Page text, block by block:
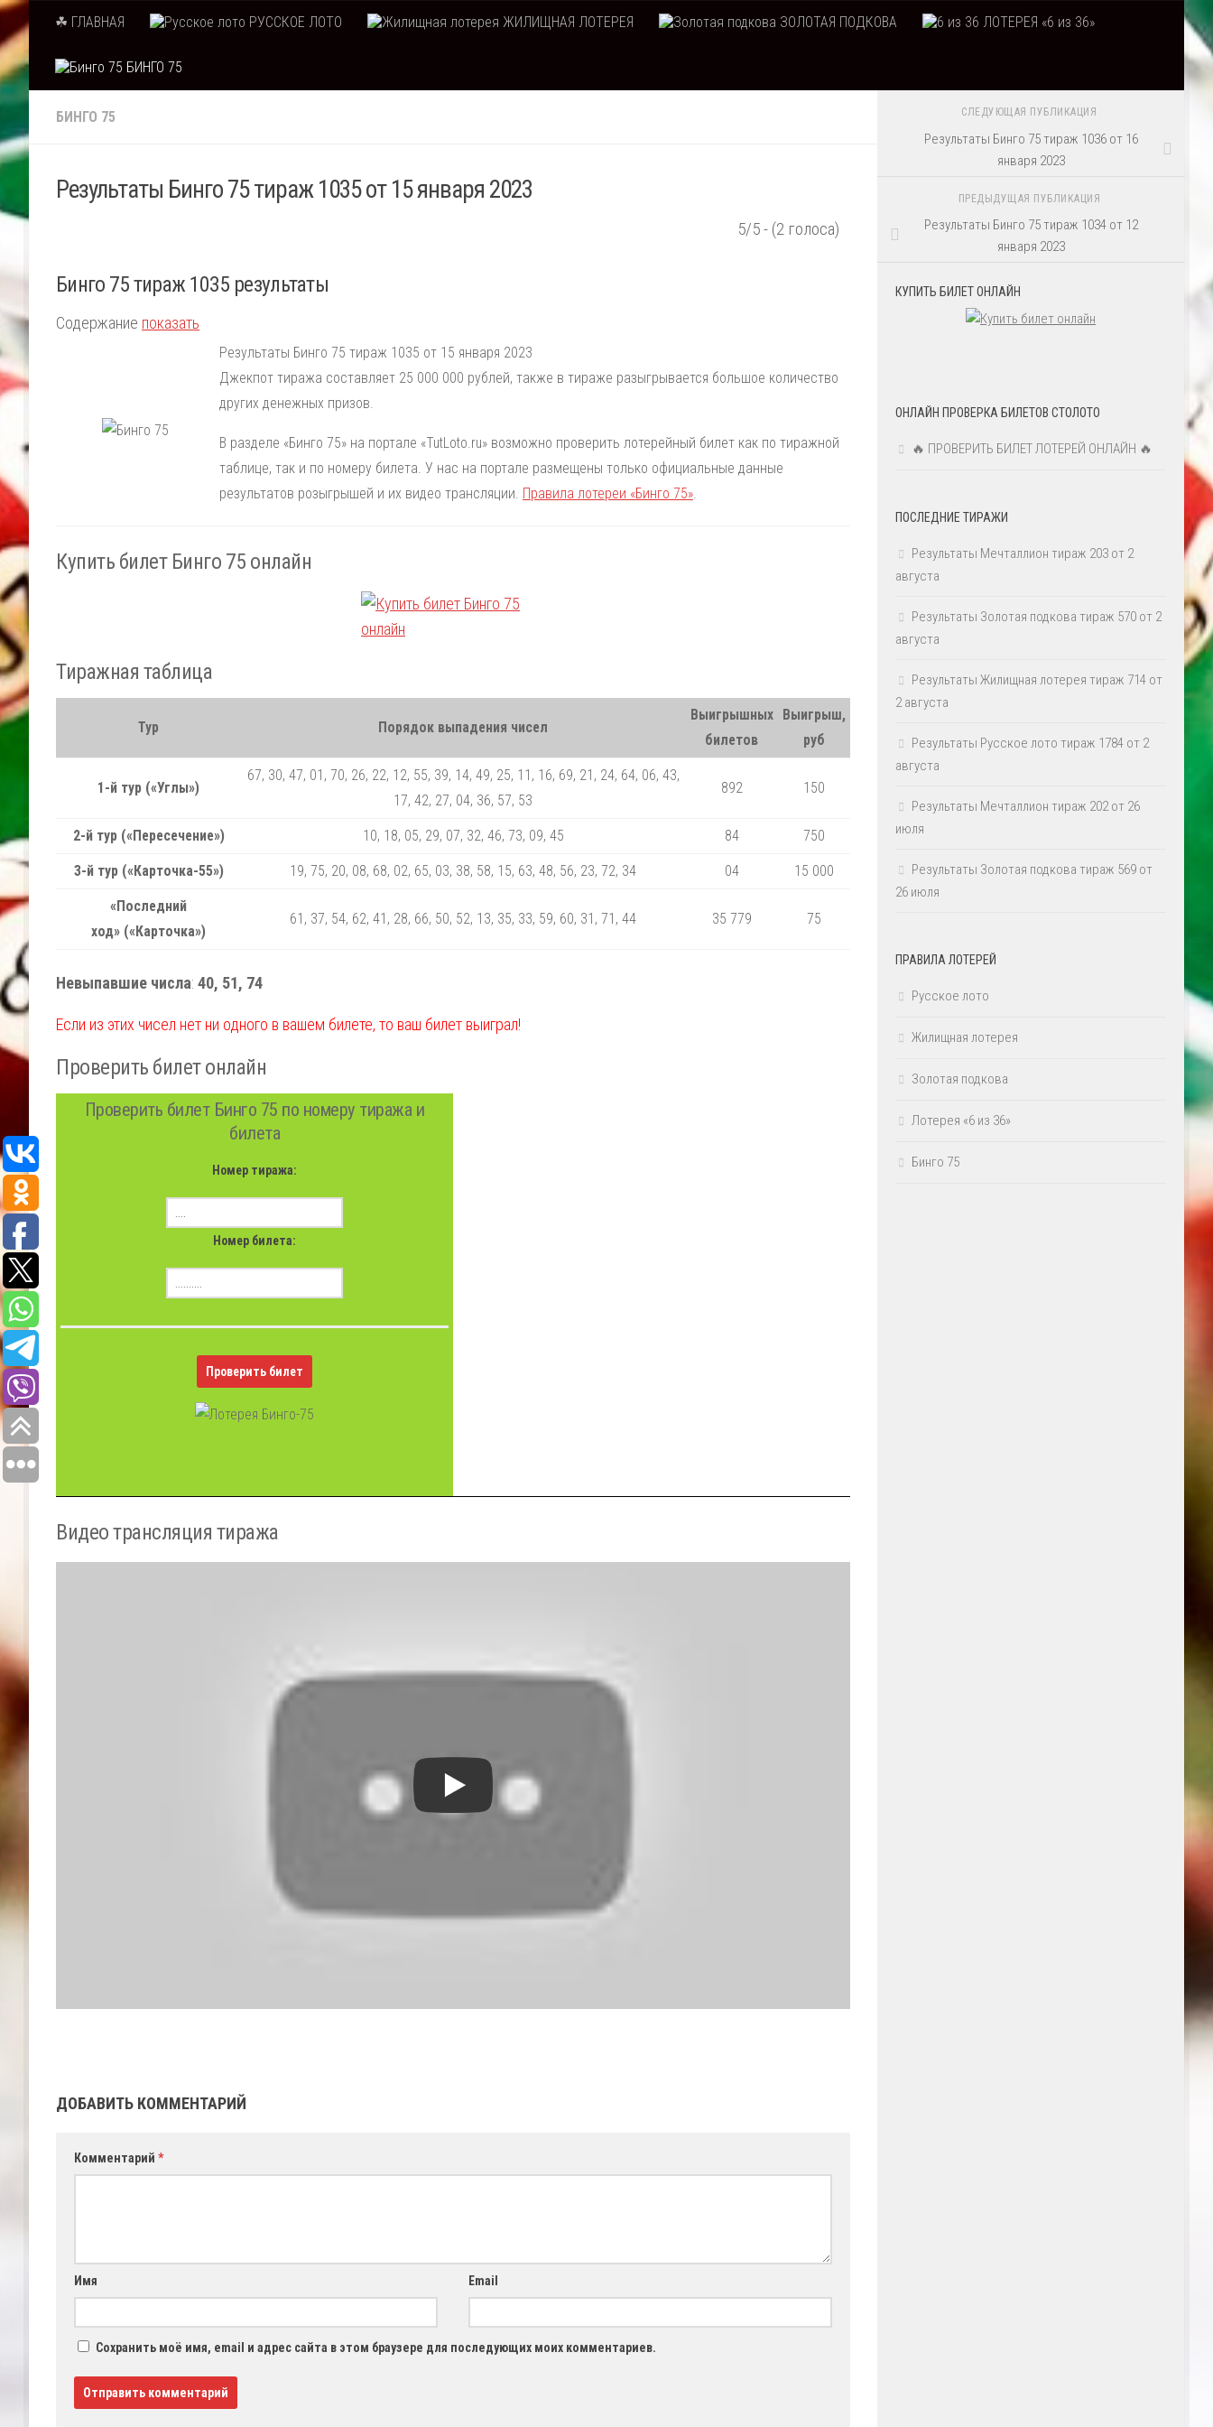
Skip to content
☘ ГЛАВНАЯ РУССКОЕ ЛОТО ЖИЛИЩНАЯ ЛОТЕРЕЯ ЗОЛОТАЯ ПОДКОВА ЛОТЕРЕЯ «6 из 36»
БИНГО 75
БИНГО 75
Результаты Бинго 75 тираж 1035 от 15 января 2023
5/5 - (2 голоса)
Бинго 75 тираж 1035 результаты
Содержание показать
Результаты Бинго 75 тираж 1035 от 15 января 2023
Джекпот тиража составляет 25 000 000 рублей, также в тираже разыгрывается большое количество
других денежных призов.
В разделе «Бинго 75» на портале «TutLoto.ru» возможно проверить лотерейный билет как по тиражной
таблице, так и по номеру билета. У нас на портале размещены только официальные данные
результатов розыгрышей и их видео трансляции. Правила лотереи «Бинго 75»
Купить билет Бинго 75 онлайн
Тиражная таблица
Тур Порядок выпадения чисел
Выигрышных
билетов
Выигрыш,
руб
1-й тур («Углы»)
67, 30, 47, 01, 70, 26, 22, 12, 55, 39, 14, 49, 25, 11, 16, 69, 21, 24, 64, 06, 43,
17, 42, 27, 04, 36, 57, 53
892 150
2-й тур («Пересечение») 10, 18, 05, 29, 07, 32, 46, 73, 09, 45 84 750
3-й тур («Карточка-55») 19, 75, 20, 08, 68, 02, 65, 03, 38, 58, 15, 63, 48, 56, 23, 72, 34 04 15 000
«Последний
ход» («Карточка»)
61, 37, 54, 62, 41, 28, 66, 50, 52, 13, 35, 33, 59, 60, 31, 71, 44 35 779 75
Невыпавшие числа: 40, 51, 74
Если из этих чисел нет ни одного в вашем билете, то ваш билет выиграл!
Проверить билет онлайн
Проверить билет Бинго 75 по номеру тиража и
билета
Номер тиража:
Номер билета:
Проверить билет
Видео трансляция тиража
ДОБАВИТЬ КОММЕНТАРИЙ
Комментарий *
Имя Email
Сохранить моё имя, email и адрес сайта в этом браузере для последующих моих комментариев.
СЛЕДУЮЩАЯ ПУБЛИКАЦИЯ
Результаты Бинго 75 тираж 1036 от 16
января 2023
ПРЕДЫДУЩАЯ ПУБЛИКАЦИЯ
Результаты Бинго 75 тираж 1034 от 12
января 2023
КУПИТЬ БИЛЕТ ОНЛАЙН
ОНЛАЙН ПРОВЕРКА БИЛЕТОВ СТОЛОТО
🔥 ПРОВЕРИТЬ БИЛЕТ ЛОТЕРЕЙ ОНЛАЙН 🔥
ПОСЛЕДНИЕ ТИРАЖИ
Результаты Мечталлион тираж 203 от 2
августа
Результаты Золотая подкова тираж 570 от 2
августа
Результаты Жилищная лотерея тираж 714 от
2 августа
Результаты Русское лото тираж 1784 от 2
августа
Результаты Мечталлион тираж 202 от 26
июля
Результаты Золотая подкова тираж 569 от
26 июля
ПРАВИЛА ЛОТЕРЕЙ
Русское лото
Жилищная лотерея
Золотая подкова
Лотерея «6 из 36»
Бинго 75